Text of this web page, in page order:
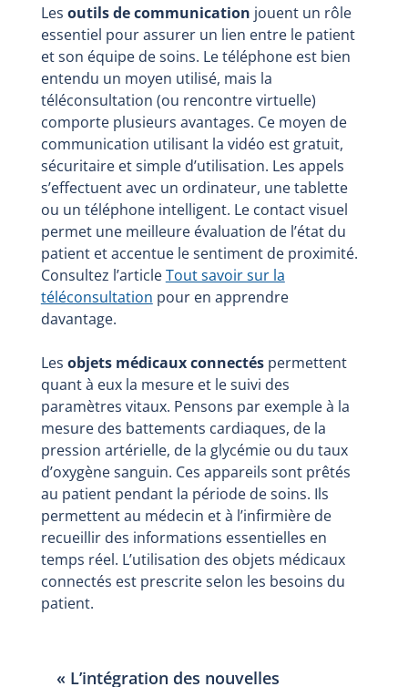
Les outils de communication jouent un rôle
essentiel pour assurer un lien entre le patient
et son équipe de soins. Le téléphone est bien
entendu un moyen utilisé, mais la
téléconsultation (ou rencontre virtuelle)
comporte plusieurs avantages. Ce moyen de
communication utilisant la vidéo est gratuit,
sécuritaire et simple d’utilisation. Les appels
s’effectuent avec un ordinateur, une tablette
ou un téléphone intelligent. Le contact visuel
permet une meilleure évaluation de l’état du
patient et accentue le sentiment de proximité.
Consultez l’articleTout savoir sur la
téléconsultation pour en apprendre
davantage.
Les objets médicaux connectéspermettent
quant à eux la mesure et le suivi des
paramètres vitaux. Pensons par exemple à la
mesure des battements cardiaques, de la
pression artérielle, de la glycémie ou du taux
d’oxygène sanguin. Ces appareils sont prêtés
au patient pendant la période de soins. Ils
permettent au médecin et à l’infirmière de
recueillir des informations essentielles en
temps réel. L’utilisation des objets médicaux
connectés est prescrite selon les besoins du
patient.
L’intégration des nouvelles